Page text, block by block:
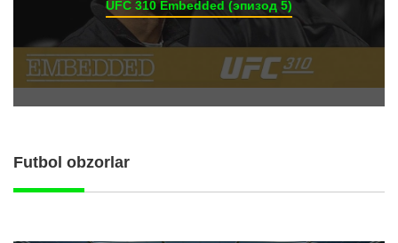
UFC 310 Embedded (эпизод 5)
Futbol obzorlar